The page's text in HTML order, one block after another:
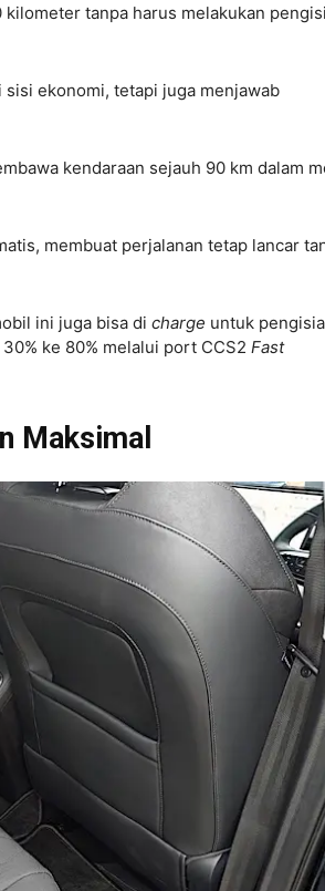
tanpa harus melakukan
ekonomi, tetapi juga menjawab
kendaraan sejauh 90 km dalam
membuat perjalanan tetap lancar
ini juga bisa di charge untuk
ke 80% melalui port CCS2 Fast
Maksimal